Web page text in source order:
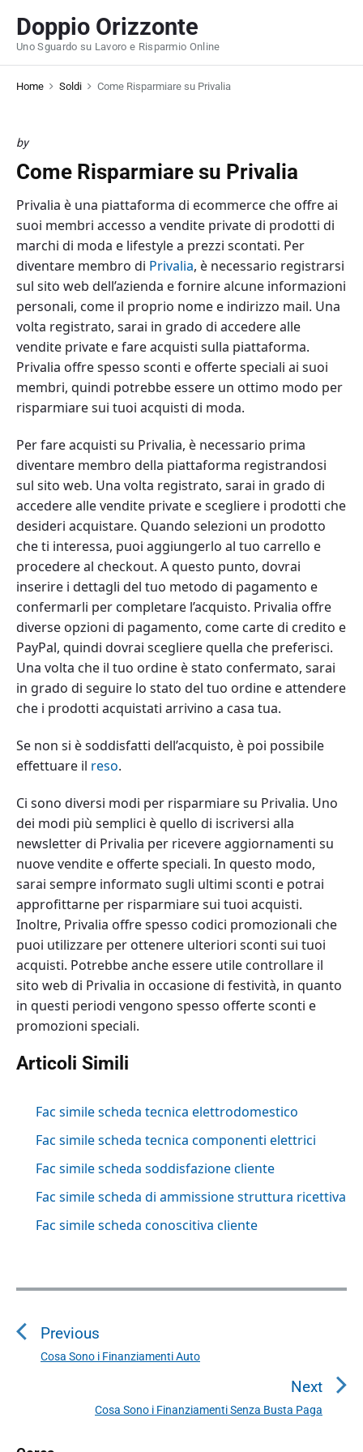
p
Doppio Orizzonte
Uno Sguardo su Lavoro e Risparmio Online
Home Soldi Come Risparmiare su Privalia
by
Come Risparmiare su Privalia
Privalia è una piattaforma di ecommerce che offre ai
suoi membri accesso a vendite private di prodotti di
marchi di moda e lifestyle a prezzi scontati. Per
diventare membro di Privalia, è necessario registrarsi
sul sito web dell’azienda e fornire alcune informazioni
personali, come il proprio nome e indirizzo mail. Una
volta registrato, sarai in grado di accedere alle
vendite private e fare acquisti sulla piattaforma.
Privalia offre spesso sconti e offerte speciali ai suoi
membri, quindi potrebbe essere un ottimo modo per
risparmiare sui tuoi acquisti di moda.
Per fare acquisti su Privalia, è necessario prima
diventare membro della piattaforma registrandosi
sul sito web. Una volta registrato, sarai in grado di
accedere alle vendite private e scegliere i prodotti che
desideri acquistare. Quando selezioni un prodotto
che ti interessa, puoi aggiungerlo al tuo carrello e
procedere al checkout. A questo punto, dovrai
inserire i dettagli del tuo metodo di pagamento e
confermarli per completare l’acquisto. Privalia offre
diverse opzioni di pagamento, come carte di credito e
PayPal, quindi dovrai scegliere quella che preferisci.
Una volta che il tuo ordine è stato confermato, sarai
in grado di seguire lo stato del tuo ordine e attendere
che i prodotti acquistati arrivino a casa tua.
Se non si è soddisfatti dell’acquisto, è poi possibile
effettuare il reso.
Ci sono diversi modi per risparmiare su Privalia. Uno
dei modi più semplici è quello di iscriversi alla
newsletter di Privalia per ricevere aggiornamenti su
nuove vendite e offerte speciali. In questo modo,
sarai sempre informato sugli ultimi sconti e potrai
approfittarne per risparmiare sui tuoi acquisti.
Inoltre, Privalia offre spesso codici promozionali che
puoi utilizzare per ottenere ulteriori sconti sui tuoi
acquisti. Potrebbe anche essere utile controllare il
sito web di Privalia in occasione di festività, in quanto
in questi periodi vengono spesso offerte sconti e
promozioni speciali.
Articoli Simili
Fac simile scheda tecnica elettrodomestico
Fac simile scheda tecnica componenti elettrici
Fac simile scheda soddisfazione cliente
Fac simile scheda di ammissione struttura ricettiva
Fac simile scheda conoscitiva cliente
N
v
i
Previous
P
Cosa Sono i Finanziamenti Auto
Next
N
Cosa Sono i Finanziamenti Senza Busta Paga